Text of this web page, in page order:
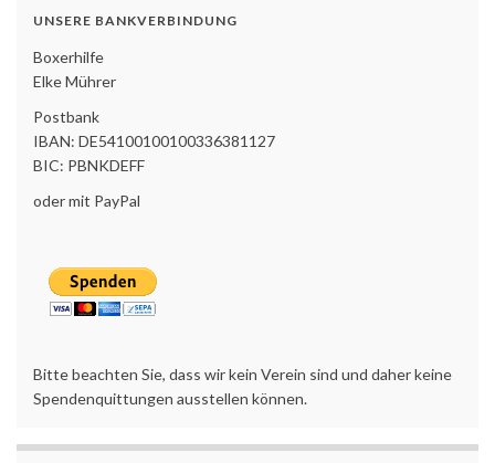
UNSERE BANKVERBINDUNG
Boxerhilfe
Elke Mührer
Postbank
IBAN: DE54100100100336381127
BIC: PBNKDEFF
oder mit PayPal
Bitte beachten Sie, dass wir kein Verein sind und daher keine
Spendenquittungen ausstellen können.